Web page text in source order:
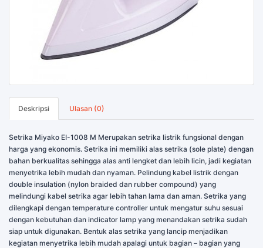
Deskripsi Ulasan (0)
Setrika Miyako EI-1008 M Merupakan setrika listrik fungsional dengan
harga yang ekonomis. Setrika ini memiliki alas setrika (sole plate) dengan
bahan berkualitas sehingga alas anti lengket dan lebih licin, jadi kegiatan
menyetrika lebih mudah dan nyaman. Pelindung kabel listrik dengan
double insulation (nylon braided dan rubber compound) yang
melindungi kabel setrika agar lebih tahan lama dan aman. Setrika yang
dilengkapi dengan temperature controller untuk mengatur suhu sesuai
dengan kebutuhan dan indicator lamp yang menandakan setrika sudah
siap untuk digunakan. Bentuk alas setrika yang lancip menjadikan
kegiatan menyetrika lebih mudah apalagi untuk bagian – bagian yang